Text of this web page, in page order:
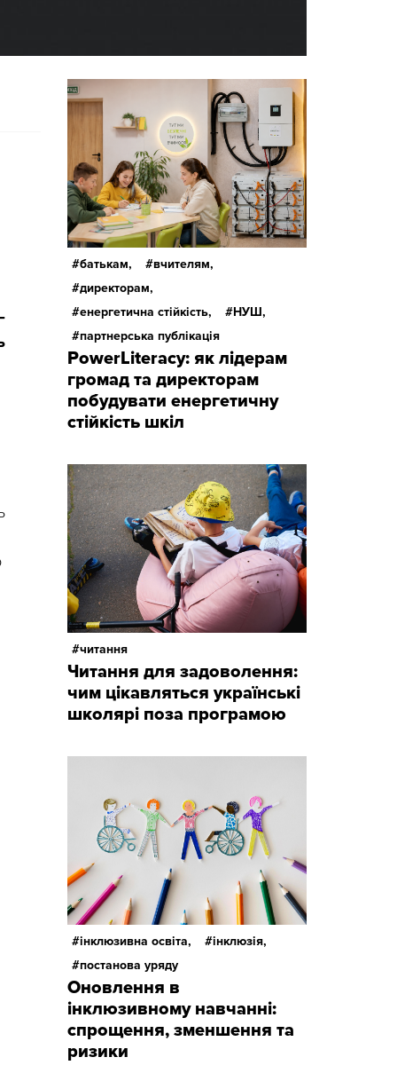
батькам,
вчителям,
директорам,
енергетична стійкість,
НУШ,
партнерська публікація
PowerLiteracy: як лідерам
громад та директорам
побудувати енергетичну
стійкість шкіл
читання
Читання для задоволення:
чим цікавляться українські
школярі поза програмою
інклюзивна освіта,
інклюзія,
постанова уряду
Оновлення в
інклюзивному навчанні:
спрощення, зменшення та
ризики